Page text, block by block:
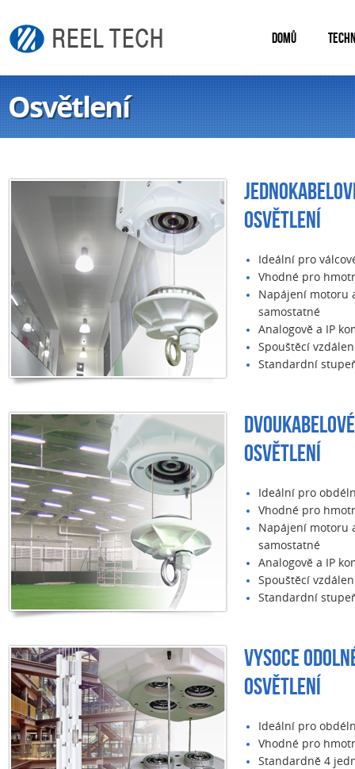
DOMŮ
Osvětlení
OSVĚTLENÍ
Ideální pro
Vhodné pro
Napájení motoru
samostatné
Analogově a IP
Spouštěcí
Standardní
OSVĚTLENÍ
Ideální pro
Vhodné pro
Napájení motoru
samostatné
Analogově a IP
Spouštěcí
Standardní
VYSOCE
OSVĚTLENÍ
Ideální pro
Vhodné pro
Standardně 4